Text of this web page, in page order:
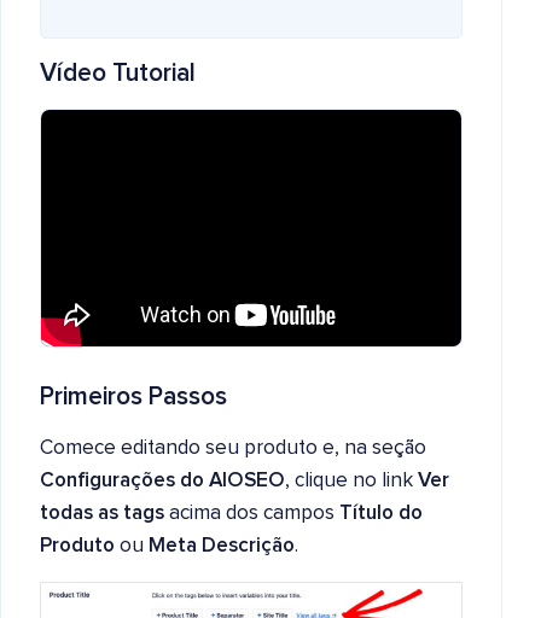
Vídeo Tutorial
Primeiros Passos
Comece editando seu produto e, na seção
Configurações do AIOSEO, clique no link Ver
todas as tags acima dos campos Título do
Produto ou Meta Descrição.